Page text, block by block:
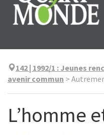
142 | 1992/1 : Jeunes
avenir commun >
L’homme